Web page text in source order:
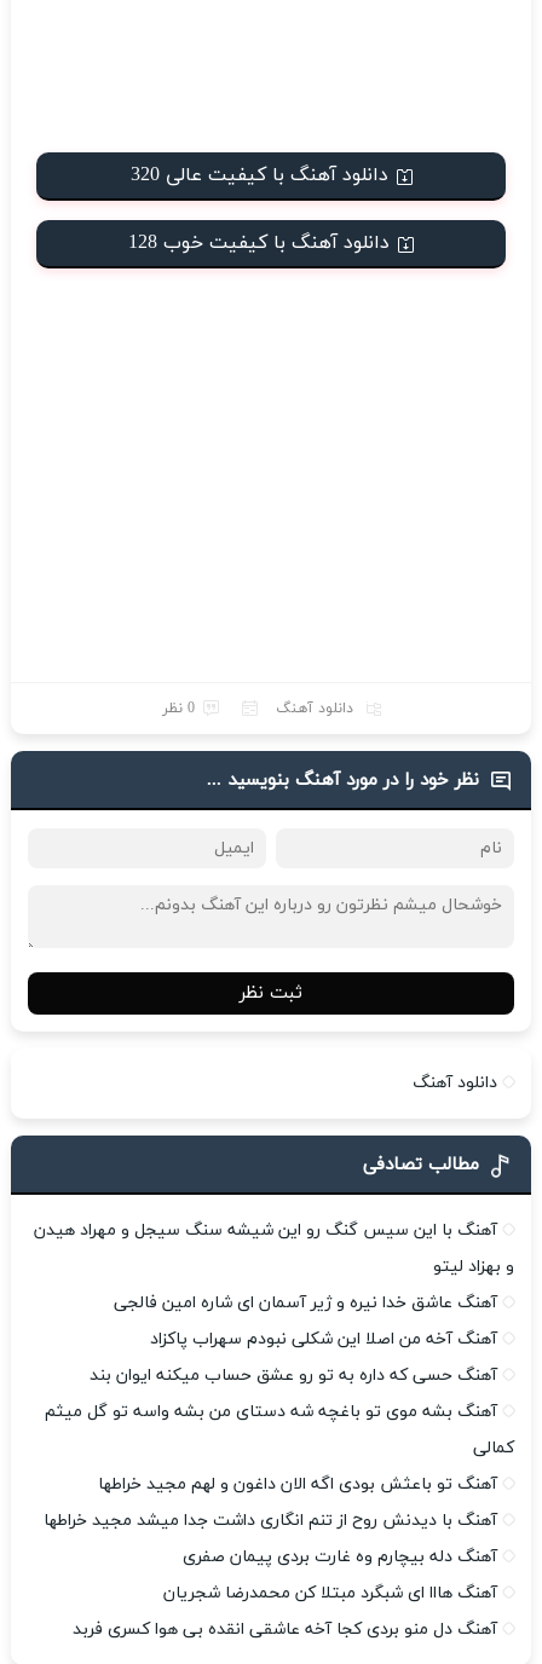
دانلود آهنگ با کیفیت عالی 320
دانلود آهنگ با کیفیت خوب 128
دانلود آهنگ 0 نظر
نظر خود را در مورد آهنگ بنویسید ...
ثبت نظر
دانلود آهنگ
مطالب تصادفی
آهنگ ‎با این سیس گنگ رو این شیشه سنگ سیجل و مهراد هیدن
و بهزاد لیتو
آهنگ عاشق خدا نیره و ژیر آسمان ای شاره امین فالجی
آهنگ آخه من اصلا این شکلی نبودم سهراب پاکزاد
آهنگ حسی که داره به تو رو عشق حساب میکنه ایوان بند
آهنگ بشه موی تو باغچه شه دستای من بشه واسه تو گل میثم
کمالی
آهنگ تو باعثش بودی اگه الان داغون و لهم مجید خراطها
آهنگ با دیدنش روح از تنم انگاری داشت جدا میشد مجید خراطها
آهنگ دله بیچارم وه غارت بردی پیمان صفری
آهنگ هااا ای شبگرد مبتلا کن محمدرضا شجریان
آهنگ دل منو بردی کجا آخه عاشقی انقده بی هوا کسری فربد